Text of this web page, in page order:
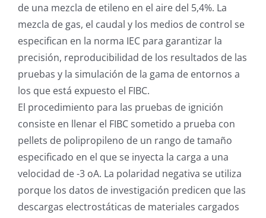
de una mezcla de etileno en el aire del 5,4%. La
mezcla de gas, el caudal y los medios de control se
especifican en la norma IEC para garantizar la
precisión, reproducibilidad de los resultados de las
pruebas y la simulación de la gama de entornos a
los que está expuesto el FIBC.
El procedimiento para las pruebas de ignición
consiste en llenar el FIBC sometido a prueba con
pellets de polipropileno de un rango de tamaño
especificado en el que se inyecta la carga a una
velocidad de -3 oA. La polaridad negativa se utiliza
porque los datos de investigación predicen que las
descargas electrostáticas de materiales cargados